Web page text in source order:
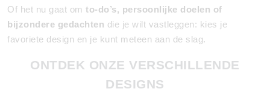
Of het nu gaat om to-do’s, persoonlijke doelen of
bijzondere gedachten die je wilt vastleggen: kies je
favoriete design en je kunt meteen aan de slag.
ONTDEK ONZE VERSCHILLENDE
DESIGNS